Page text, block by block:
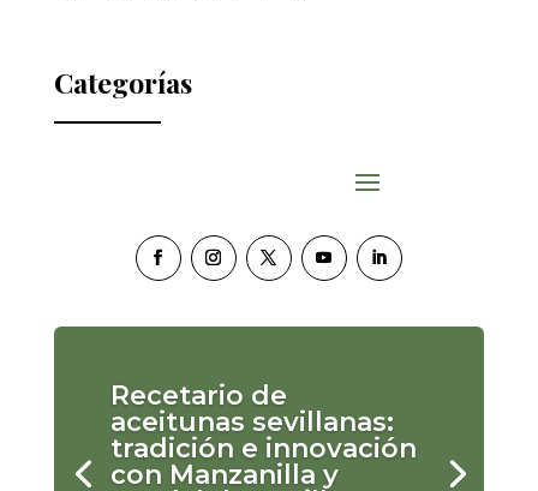
Categorías
Recetario de
aceitunas sevillanas:
tradición e innovación
con Manzanilla y